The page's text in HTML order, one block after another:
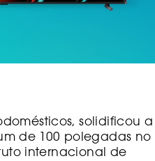
solidificou a
de 100 polegadas no
internacional de